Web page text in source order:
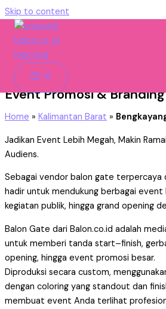
Skip to content
Bengkayang
Vendor Balon Gate
Event Promosi & Branding
Home » Kalimantan Barat »
Jadikan Event Lebih Megah, Makin
Audiens.
Sebagai vendor balon gate terpercaya
hadir untuk mendukung berbagai
kegiatan publik, hingga grand opening
Balon Gate dari Balon.co.id adalah
untuk memberi tanda start–finish,
opening, hingga event promosi besar.
Diproduksi secara custom,
dengan coloring yang standout dan
membuat event Anda terlihat